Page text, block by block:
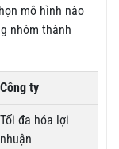
mô hình nào
nhóm thành
Công ty
Tối đa hóa lợi
nhuận